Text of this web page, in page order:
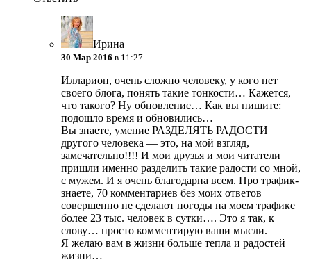
Ирина
30 Мар 2016 в 11:27
Илларион, очень сложно человеку, у кого нет
своего блога, понять такие тонкости… Кажется,
что такого? Ну обновление… Как вы пишите:
подошло время и обновились…
Вы знаете, умение РАЗДЕЛЯТЬ РАДОСТИ
другого человека — это, на мой взгляд,
замечательно!!!! И мои друзья и мои читатели
пришли именно разделить такие радости со мной,
с мужем. И я очень благодарна всем. Про трафик-
знаете, 70 комментариев без моих ответов
совершенно не сделают погоды на моем трафике
более 23 тыс. человек в сутки…. Это я так, к
слову… просто комментирую ваши мысли.
Я желаю вам в жизни больше тепла и радостей
жизни…